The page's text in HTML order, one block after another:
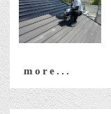
more...